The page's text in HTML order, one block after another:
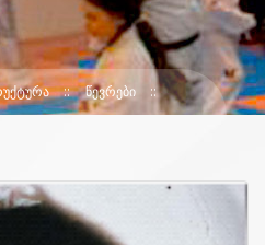
ᲬᲔᲕᲠᲔᲑᲘ